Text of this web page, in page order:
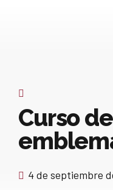
Curso
4 de septiembre